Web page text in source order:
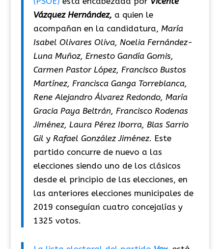
Vázquez Hernández, a quien le
acompañan en la candidatura, María
Isabel Olivares Oliva, Noelia Fernández-
Luna Muñoz, Ernesto Gandía Gomis,
Carmen Pastor López, Francisco Bustos
Martínez, Francisca Ganga Torreblanca,
Rene Alejandro Álvarez Redondo, María
Gracia Paya Beltrán, Francisco Rodenas
Jiménez, Laura Pérez Iborra, Blas Sarrio
Gil y Rafael González Jiménez. Este
partido concurre de nuevo a las
elecciones siendo uno de los clásicos
desde el principio de las elecciones, en
las anteriores elecciones municipales de
2019 conseguían cuatro concejalías y
1325 votos.